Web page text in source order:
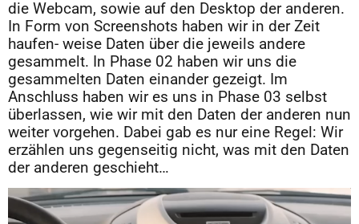
die Webcam, sowie auf den Desktop der anderen.
In Form von Screenshots haben wir in der Zeit
haufen- weise Daten über die jeweils andere
gesammelt. In Phase 02 haben wir uns die
gesammelten Daten einander gezeigt. Im
Anschluss haben wir es uns in Phase 03 selbst
überlassen, wie wir mit den Daten der anderen nun
weiter vorgehen. Dabei gab es nur eine Regel: Wir
erzählen uns gegenseitig nicht, was mit den Daten
der anderen geschieht…